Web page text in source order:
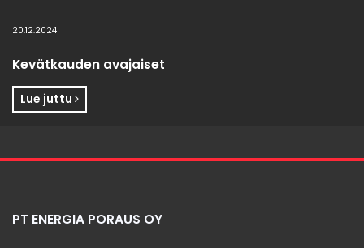
20.12.2024
Kevätkauden avajaiset
Lue juttu
PT ENERGIA PORAUS OY